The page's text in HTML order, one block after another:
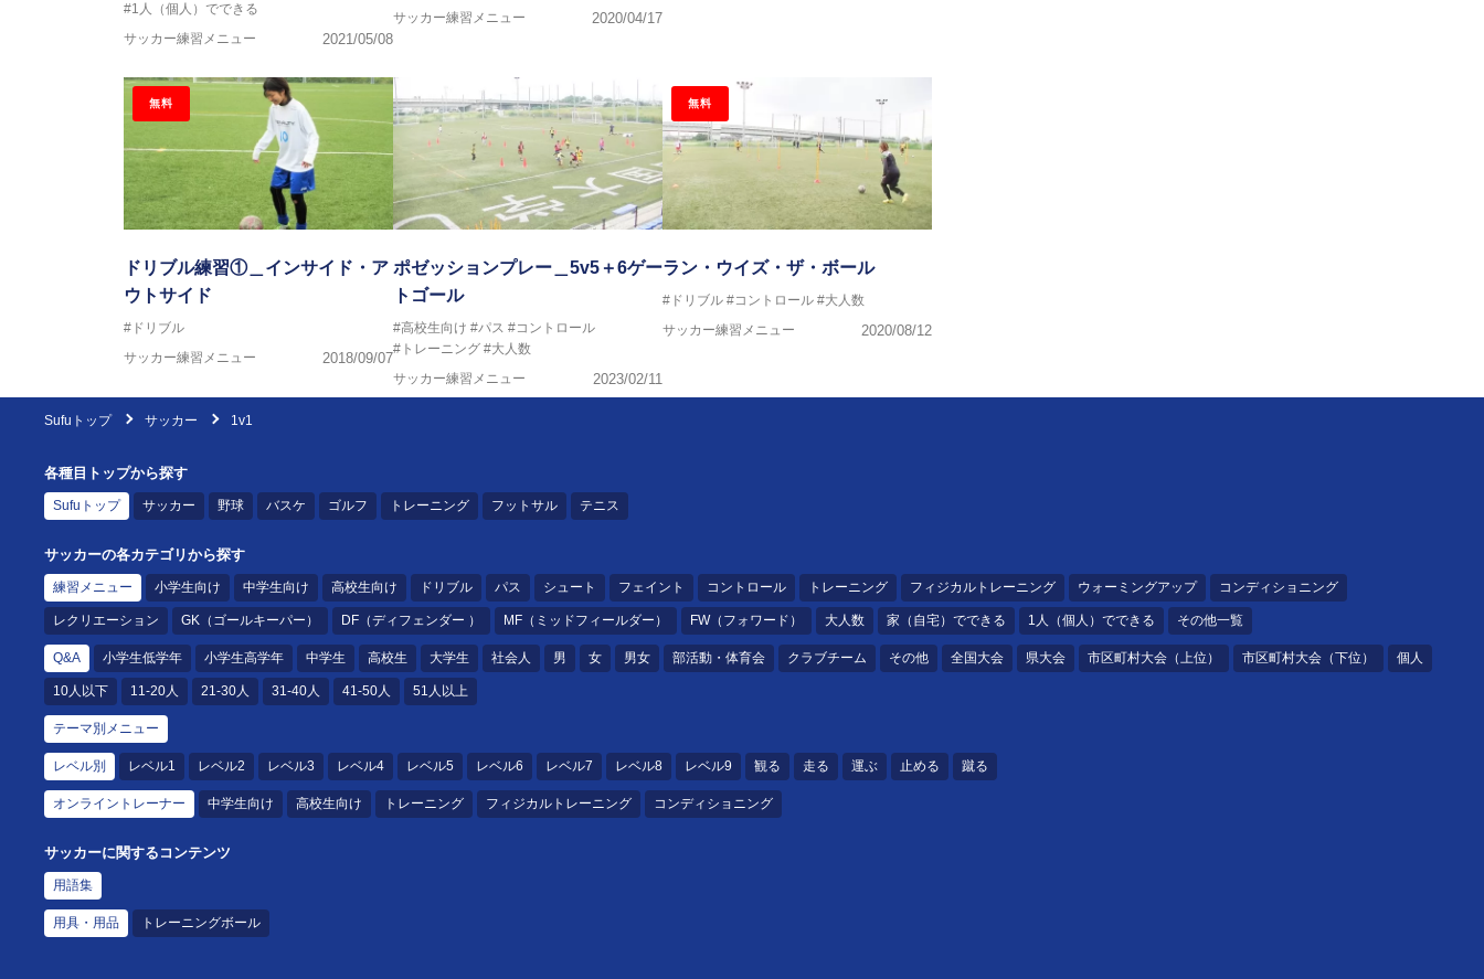
#1人（個人）でできる
サッカー練習メニュー
2021/05/08
サッカー練習メニュー
2020/04/17
無料
ドリブル練習①＿インサイド・ア
ウトサイド
#ドリブル
サッカー練習メニュー
2018/09/07
ポゼッションプレー＿5v5＋6ゲー
トゴール
#高校生向け #パス #コントロール
#トレーニング #大人数
サッカー練習メニュー
2023/02/11
無料
ラン・ウイズ・ザ・ボール
#ドリブル #コントロール #大人数
サッカー練習メニュー
2020/08/12
Sufuトップ サッカー 1v1
各種目トップから探す
Sufuトップ サッカー 野球 バスケ ゴルフ トレーニング フットサル テニス
サッカーの各カテゴリから探す
練習メニュー 小学生向け 中学生向け 高校生向け ドリブル パス シュート フェイント コントロール トレーニング フィジカルトレーニング ウォーミングアップ コンディショニング
レクリエーション GK（ゴールキーパー） DF（ディフェンダー ） MF（ミッドフィールダー） FW（フォワード） 大人数 家（自宅）でできる 1人（個人）でできる その他一覧
Q&A 小学生低学年 小学生高学年 中学生 高校生 大学生 社会人 男 女 男女 部活動・体育会 クラブチーム その他 全国大会 県大会 市区町村大会（上位） 市区町村大会（下位） 個人
10人以下 11-20人 21-30人 31-40人 41-50人 51人以上
テーマ別メニュー
レベル別 レベル1 レベル2 レベル3 レベル4 レベル5 レベル6 レベル7 レベル8 レベル9 観る 走る 運ぶ 止める 蹴る
オンライントレーナー 中学生向け 高校生向け トレーニング フィジカルトレーニング コンディショニング
サッカーに関するコンテンツ
用語集
用具・用品 トレーニングボール